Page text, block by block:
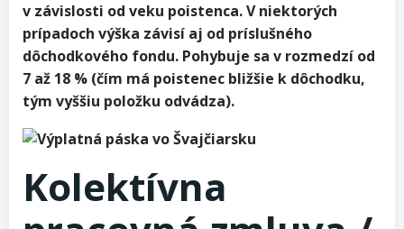
v závislosti od veku poistenca. V niektorých
prípadoch výška závisí aj od príslušného
dôchodkového fondu. Pohybuje sa v rozmedzí od
7 až 18 % (čím má poistenec bližšie k dôchodku,
tým vyššiu položku odvádza).
Kolektívna